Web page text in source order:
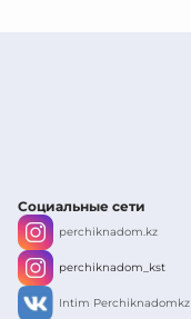
Социальные сети
perchiknadom.kz
perchiknadom_kst
Intim Perchiknadomkz